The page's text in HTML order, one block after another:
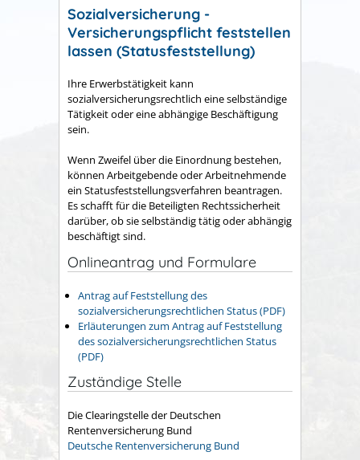
Sozialversicherung -
Versicherungspflicht feststellen
lassen (Statusfeststellung)
Ihre Erwerbstätigkeit kann
sozialversicherungsrechtlich eine selbständige
Tätigkeit oder eine abhängige Beschäftigung
sein.
Wenn Zweifel über die Einordnung bestehen,
können Arbeitgebende oder Arbeitnehmende
ein Statusfeststellungsverfahren beantragen.
Es schafft für die Beteiligten Rechtssicherheit
darüber, ob sie selbständig tätig oder abhängig
beschäftigt sind.
Onlineantrag und Formulare
Antrag auf Feststellung des
sozialversicherungsrechtlichen Status (PDF)
Erläuterungen zum Antrag auf Feststellung
des sozialversicherungsrechtlichen Status
(PDF)
Zuständige Stelle
Die Clearingstelle der Deutschen
Rentenversicherung Bund
Deutsche Rentenversicherung Bund